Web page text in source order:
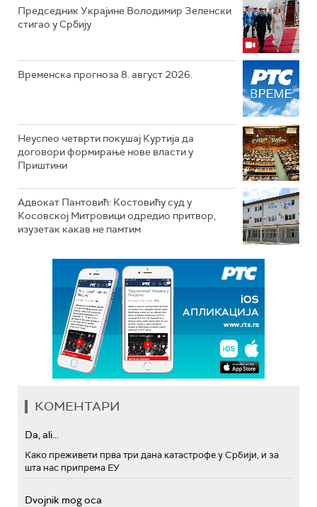
Председник Украјине Володимир Зеленски
стигао у Србију
Временска прогноза 8. август 2026.
Неуспео четврти покушај Куртија да
договори формирање нове власти у
Приштини
Адвокат Пантовић: Костовићу суд у
Косовској Митровици одредио притвор,
изузетак какав не памтим
КОМЕНТАРИ
Da, ali...
Како преживети прва три дана катастрофе у Србији, и за
шта нас припрема ЕУ
Dvojnik mog oca